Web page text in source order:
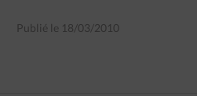
Publié le 18/03/2010